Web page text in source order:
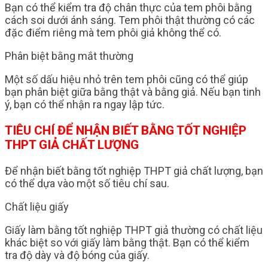
Bạn có thể kiểm tra độ chân thực của tem phôi bằng
cách soi dưới ánh sáng. Tem phôi thật thường có các
đặc điểm riêng mà tem phôi giả không thể có.
Phân biệt bằng mắt thường
Một số dấu hiệu nhỏ trên tem phôi cũng có thể giúp
bạn phân biệt giữa bằng thật và bằng giả. Nếu bạn tinh
ý, bạn có thể nhận ra ngay lập tức.
TIÊU CHÍ ĐỂ NHẬN BIẾT BẰNG TỐT NGHIỆP
THPT GIẢ CHẤT LƯỢNG
Để nhận biết bằng tốt nghiệp THPT giả chất lượng, bạn
có thể dựa vào một số tiêu chí sau.
Chất liệu giấy
Giấy làm bằng tốt nghiệp THPT giả thường có chất liệu
khác biệt so với giấy làm bằng thật. Bạn có thể kiểm
tra độ dày và độ bóng của giấy.